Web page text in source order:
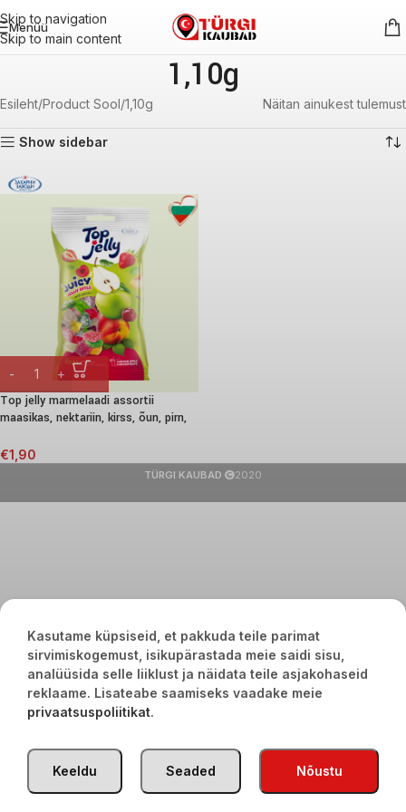
Skip to navigation
Skip to main content
Menüü
1,10g
Esileht Product Sool 1,10g Näitan ainukest tulemust
Show sidebar
Top jelly marmelaadi assortii
maasikas, nektariin, kirss, õun, pirn,
€1,90
TÜRGI KAUBAD 2020
Kasutame küpsiseid, et pakkuda teile parimat
sirvimiskogemust, isikupärastada meie saidi sisu,
analüüsida selle liiklust ja näidata teile asjakohaseid
reklaame. Lisateabe saamiseks vaadake meie
privaatsuspoliitikat.
Nõustu
Seaded
Keeldu